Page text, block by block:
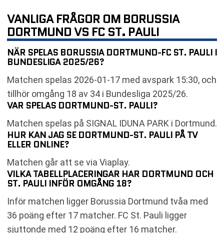
VANLIGA FRÅGOR OM BORUSSIA
DORTMUND VS FC ST. PAULI
NÄR SPELAS BORUSSIA DORTMUND-FC ST. PAULI I
BUNDESLIGA 2025/26?
Matchen spelas 2026-01-17 med avspark 15:30, och
tillhör omgång 18 av 34 i Bundesliga 2025/26.
VAR SPELAS DORTMUND-ST. PAULI?
Matchen spelas på SIGNAL IDUNA PARK i Dortmund.
HUR KAN JAG SE DORTMUND-ST. PAULI PÅ TV
ELLER ONLINE?
Matchen går att se via Viaplay.
VILKA TABELLPLACERINGAR HAR DORTMUND OCH
ST. PAULI INFÖR OMGÅNG 18?
Inför matchen ligger Borussia Dortmund tvåa med
36 poäng efter 17 matcher. FC St. Pauli ligger
sjuttonde med 12 poäng efter 16 matcher.